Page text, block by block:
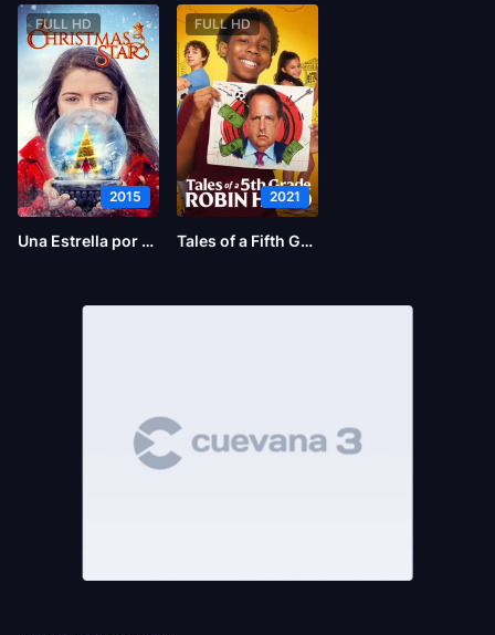
FULL HD
2015
Una Estrella por Navidad
FULL HD
2021
Tales of a Fifth Grade Robin Hood